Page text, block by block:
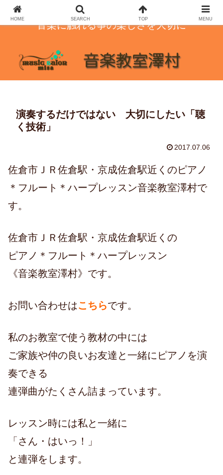
音楽に触れる事の楽しさを大切に
演奏するだけではない 大切にしたい「聴
く技術」
2017.07.06
佐倉市ＪＲ佐倉駅・京成佐倉駅近くのピアノ
＊フルート＊ハープレッスン音楽教室澤村で
す。
佐倉市ＪＲ佐倉駅・京成佐倉駅近くの
ピアノ＊フルート＊ハープレッスン
《音楽教室澤村》です。
お問い合わせはこちらです。
私のお教室で使う教材の中には
ご家族や仲の良いお友達と一緒にピアノを演
奏できる
連弾曲がたくさん詰まっています。
レッスン時には私と一緒に
「さん・はいっ！」
と連弾をします。
HOME SEARCH TOP MENU